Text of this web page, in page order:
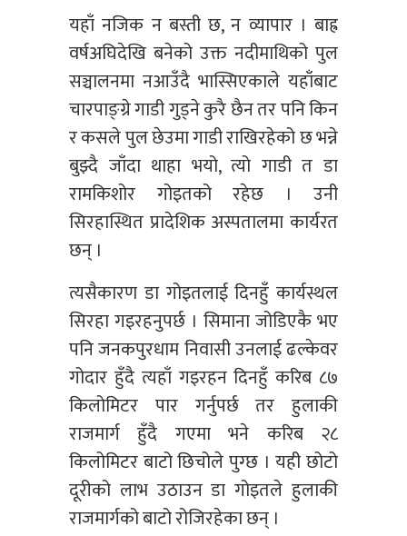
यहाँ नजिक न बस्ती छ, न व्यापार । बाह्र
वर्षअघिदेखि बनेको उक्त नदीमाथिको पुल
सञ्चालनमा नआउँदै भास्सिएकाले यहाँबाट
चारपाङ्ग्रे गाडी गुड्ने कुरै छैन तर पनि किन
र कसले पुल छेउमा गाडी राखिरहेको छ भन्ने
बुझ्दै जाँदा थाहा भयो, त्यो गाडी त डा
रामकिशोर गोइतको रहेछ । उनी
सिरहास्थित प्रादेशिक अस्पतालमा कार्यरत
छन् ।
त्यसैकारण डा गोइतलाई दिनहुँ कार्यस्थल
सिरहा गइरहनुपर्छ । सिमाना जोडिएकै भए
पनि जनकपुरधाम निवासी उनलाई ढल्केवर
गोदार हुँदै त्यहाँ गइरहन दिनहुँ करिब ८७
किलोमिटर पार गर्नुपर्छ तर हुलाकी
राजमार्ग हुँदै गएमा भने करिब २८
किलोमिटर बाटो छिचोले पुग्छ । यही छोटो
दूरीको लाभ उठाउन डा गोइतले हुलाकी
राजमार्गको बाटो रोजिरहेका छन् ।